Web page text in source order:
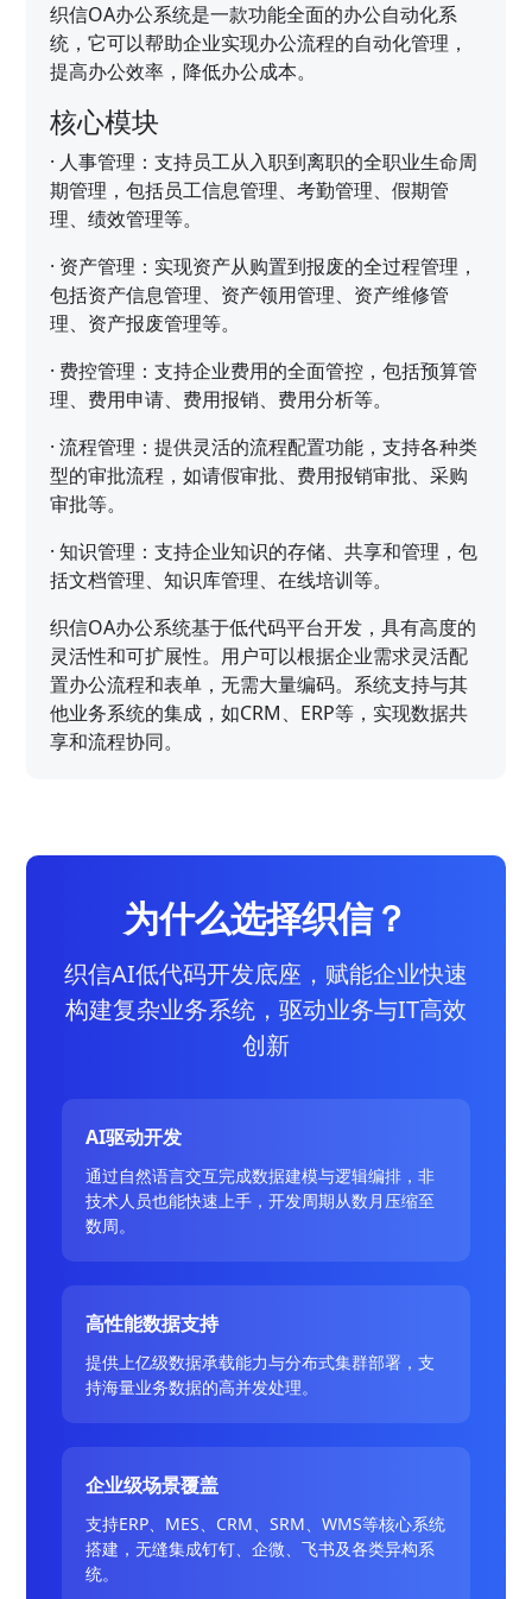
织信OA办公系统是一款功能全面的办公自动化系
统，它可以帮助企业实现办公流程的自动化管理，
提高办公效率，降低办公成本。
核心模块
· 人事管理：支持员工从入职到离职的全职业生命周
期管理，包括员工信息管理、考勤管理、假期管
理、绩效管理等。
· 资产管理：实现资产从购置到报废的全过程管理，
包括资产信息管理、资产领用管理、资产维修管
理、资产报废管理等。
· 费控管理：支持企业费用的全面管控，包括预算管
理、费用申请、费用报销、费用分析等。
·流程管理：提供灵活的流程配置功能，支持各种类
型的审批流程，如请假审批、费用报销审批、采购
审批等。
·知识管理：支持企业知识的存储、共享和管理，包
括文档管理、知识库管理、在线培训等。
织信OA办公系统基于低代码平台开发，具有高度的
灵活性和可扩展性。用户可以根据企业需求灵活配
置办公流程和表单，无需大量编码。系统支持与其
他业务系统的集成，如CRM、ERP等，实现数据共
享和流程协同。
为什么选择织信？
织信AI低代码开发底座，赋能企业快速
构建复杂业务系统，驱动业务与IT高效
创新
AI驱动开发
通过自然语言交互完成数据建模与逻辑编排，非
技术人员也能快速上手，开发周期从数月压缩至
数周。
高性能数据支持
提供上亿级数据承载能力与分布式集群部署，支
持海量业务数据的高并发处理。
企业级场景覆盖
支持ERP、MES、CRM、SRM、WMS等核心系统
搭建，无缝集成钉钉、企微、飞书及各类异构系
统。